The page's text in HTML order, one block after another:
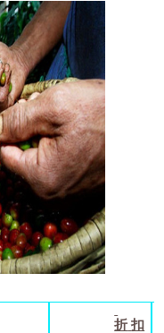
折 扣